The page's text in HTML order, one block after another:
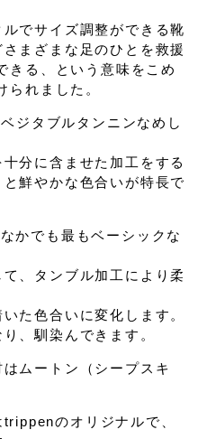
でサイズ調整ができる靴
まざまな足のひとを救援
きる、
という意味をこめ
られました。
ベジタブルタンニンなめし
分に含ませた加工をする
鮮やかな色合いが特長で
かでも 最もベーシックな
、
タンブル加工により柔
た色合いに変化します。
、馴染んできます。
ムートン（シープスキ
のオリジナルで、